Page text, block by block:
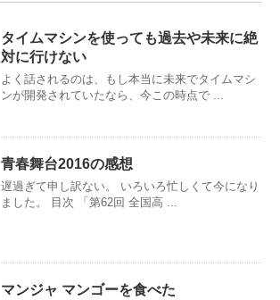
タイムマシンを使っても過去や未来に絶
対に行けない
よく話されるのは、もし本当に未来でタイムマシ
ンが開発されていたなら、今この時点で ...
青春舞台2016の感想
遅過ぎて申し訳ない。 いろいろ忙しくて今になり
ました。 目次 「第62回 全国高 ...
マンジャ マンゴーを食べた